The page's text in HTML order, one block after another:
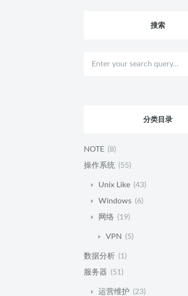
搜索
分类目录
NOTE (8)
操作系统 (55)
Unix Like (43)
Windows (6)
网络 (19)
VPN (5)
数据分析 (1)
服务器 (51)
运营维护 (23)